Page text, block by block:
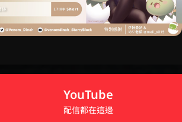
YouTube
配信都在這邊